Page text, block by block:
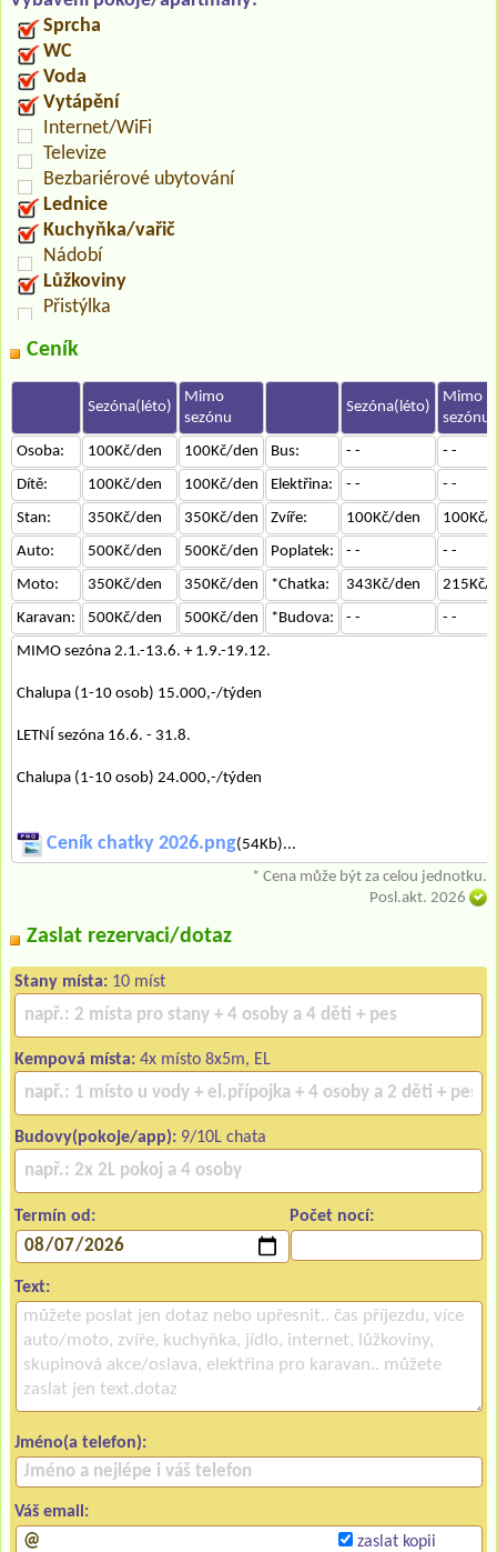
Sprcha
WC
Voda
Vytápění
Internet/WiFi
Televize
Bezbariérové ubytování
Lednice
Kuchyňka/vařič
Nádobí
Lůžkoviny
Přistýlka
Ceník
Sezóna(léto)
Mimo
sezónu
Sezóna(léto)
Mimo
sezónu
Osoba:
100Kč/den 100Kč/den Bus: - -
- -
Dítě:
100Kč/den 100Kč/den Elektřina: - -
- -
Stan:
350Kč/den 350Kč/den Zvíře: 100Kč/den
100Kč/
Auto:
500Kč/den 500Kč/den Poplatek: - -
- -
Moto:
350Kč/den 350Kč/den *Chatka: 343Kč/den
215Kč/
Karavan:
500Kč/den 500Kč/den *Budova: - -
- -
MIMO sezóna 2.1.-13.6. + 1.9.-19.12.
Chalupa (1-10 osob) 15.000,-/týden
LETNÍ sezóna 16.6. - 31.8.
Chalupa (1-10 osob) 24.000,-/týden
Ceník chatky 2026.png(54Kb)...
* Cena může být za celou jednotku.
Posl.akt. 2026
Zaslat rezervaci/dotaz
Stany místa: 10 míst
Kempová místa: 4x místo 8x5m, EL
Budovy(pokoje/app): 9/10L chata
Termín od: Počet nocí:
Text:
Jméno(a telefon):
Váš email:
zaslat kopii